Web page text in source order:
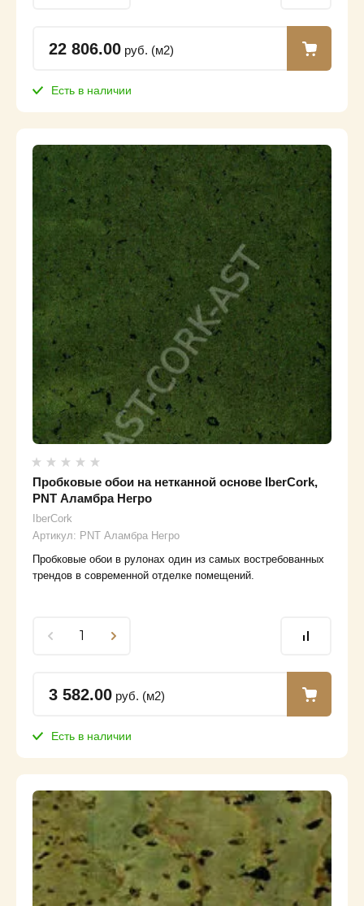
22 806.00 руб. (м2)
Есть в наличии
Пробковые обои на нетканной основе IberCork,
PNT Аламбра Негро
IberCork
Артикул: PNT Аламбра Негро
Пробковые обои в рулонах один из самых востребованных
трендов в современной отделке помещений.
3 582.00 руб. (м2)
Есть в наличии